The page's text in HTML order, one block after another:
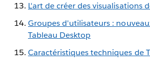
L'art de créer des visualisations
Groupes d'utilisateurs :
Tableau Desktop
Caractéristiques techniques de